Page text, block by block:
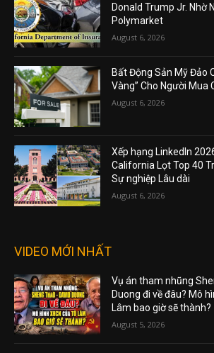
Donald Trump Jr. Nhờ
Polymarket
August 6, 2026
Bất Động Sản Mỹ Đảo
Vàng” Cho Người Mua
August 6, 2026
Xếp hạng LinkedIn
California Lọt Top 40
Sự nghiệp Lâu dài
August 6, 2026
VIDEO MỚI NHẤT
Vụ án tham nhũng
Duong đi về đâu? Mô
Lâm bao giờ sẽ thành?
August 5, 2026